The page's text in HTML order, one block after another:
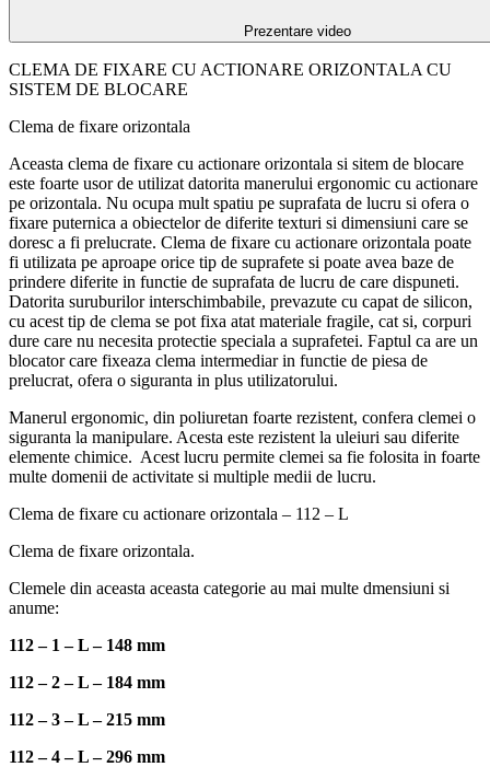
Prezentare video
CLEMA DE FIXARE CU ACTIONARE ORIZONTALA CU
SISTEM DE BLOCARE
Clema de fixare orizontala
Aceasta clema de fixare cu actionare orizontala si sitem de blocare
este foarte usor de utilizat datorita manerului ergonomic cu actionare
pe orizontala. Nu ocupa mult spatiu pe suprafata de lucru si ofera o
fixare puternica a obiectelor de diferite texturi si dimensiuni care se
doresc a fi prelucrate. Clema de fixare cu actionare orizontala poate
fi utilizata pe aproape orice tip de suprafete si poate avea baze de
prindere diferite in functie de suprafata de lucru de care dispuneti.
Datorita suruburilor interschimbabile, prevazute cu capat de silicon,
cu acest tip de clema se pot fixa atat materiale fragile, cat si, corpuri
dure care nu necesita protectie speciala a suprafetei. Faptul ca are un
blocator care fixeaza clema intermediar in functie de piesa de
prelucrat, ofera o siguranta in plus utilizatorului.
Manerul ergonomic, din poliuretan foarte rezistent, confera clemei o
siguranta la manipulare. Acesta este rezistent la uleiuri sau diferite
elemente chimice. Acest lucru permite clemei sa fie folosita in foarte
multe domenii de activitate si multiple medii de lucru.
Clema de fixare cu actionare orizontala – 112 – L
Clema de fixare orizontala.
Clemele din aceasta aceasta categorie au mai multe dmensiuni si
anume:
112 – 1 – L – 148 mm
112 – 2 – L – 184 mm
112 – 3 – L – 215 mm
112 – 4 – L – 296 mm